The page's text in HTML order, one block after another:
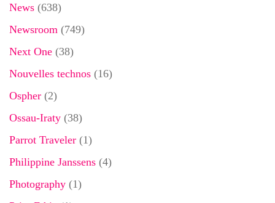
News (638)
Newsroom (749)
Next One (38)
Nouvelles technos (16)
Ospher (2)
Ossau-Iraty (38)
Parrot Traveler (1)
Philippine Janssens (4)
Photography (1)